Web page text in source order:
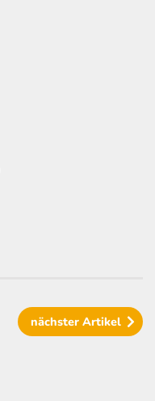
nächster Artikel